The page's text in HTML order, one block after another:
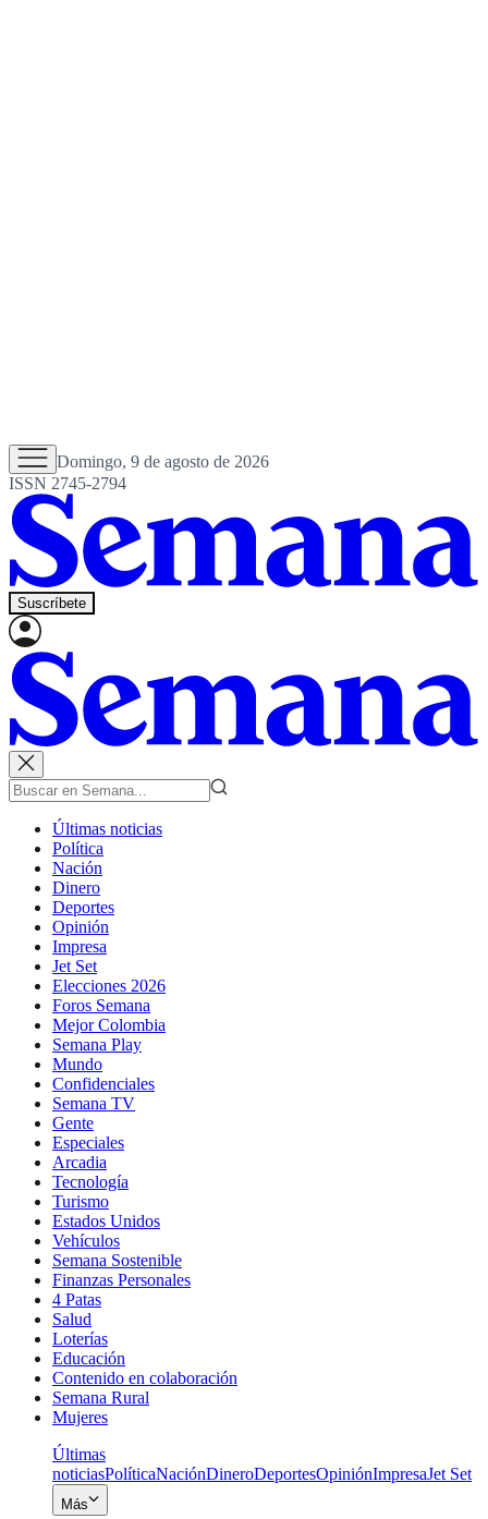
Domingo, 9 de agosto de 2026
ISSN 2745-2794
Suscríbete
Últimas noticias
Política
Nación
Dinero
Deportes
Opinión
Impresa
Jet Set
Elecciones 2026
Foros Semana
Mejor Colombia
Semana Play
Mundo
Confidenciales
Semana TV
Gente
Especiales
Arcadia
Tecnología
Turismo
Estados Unidos
Vehículos
Semana Sostenible
Finanzas Personales
4 Patas
Salud
Loterías
Educación
Contenido en colaboración
Semana Rural
Mujeres
Últimas
noticiasPolíticaNaciónDineroDeportesOpiniónImpresaJet Set
Más